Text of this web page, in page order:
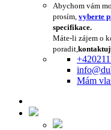
Abychom vám
prosím, vyberte
specifikace.
Máte-li zájem o
poradit,
Mám